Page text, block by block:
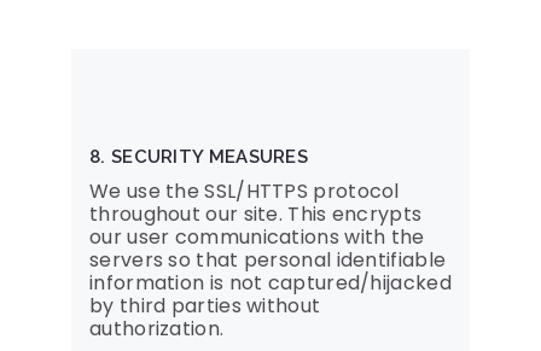
8. SECURITY MEASURES
We use the SSL/HTTPS protocol
throughout our site. This encrypts
our user communications with the
servers so that personal identifiable
information is not captured/hijacked
by third parties without
authorization.